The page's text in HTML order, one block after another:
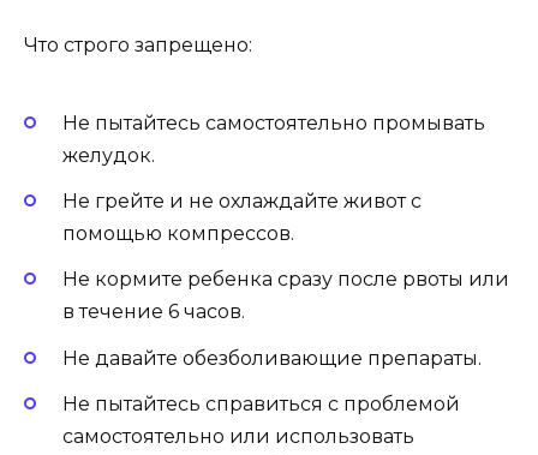
Что строго запрещено:
Не пытайтесь самостоятельно промывать
желудок.
Не грейте и не охлаждайте живот с
помощью компрессов.
Не кормите ребенка сразу после рвоты или
в течение 6 часов.
Не давайте обезболивающие препараты.
Не пытайтесь справиться с проблемой
самостоятельно или использовать